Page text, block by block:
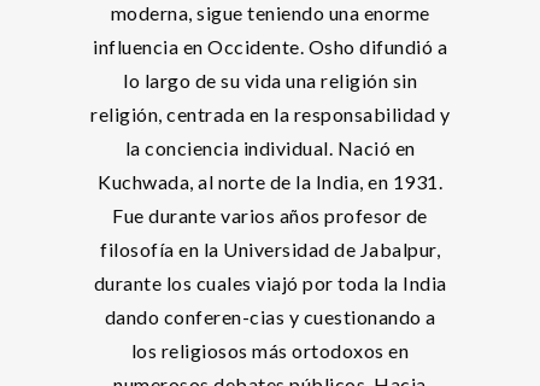
moderna, sigue teniendo una enorme
influencia en Occidente. Osho difundió a
lo largo de su vida una religión sin
religión, centrada en la responsabilidad y
la conciencia individual. Nació en
Kuchwada, al norte de la India, en 1931.
Fue durante varios años profesor de
filosofía en la Universidad de Jabalpur,
durante los cuales viajó por toda la India
dando conferen-cias y cuestionando a
los religiosos más ortodoxos en